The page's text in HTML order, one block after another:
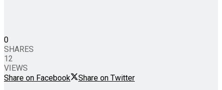
0
SHARES
12
VIEWS
Share on Facebook
Share on Twitter